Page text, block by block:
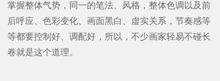
掌握整体气势，同一的笔法、风格，整体色调以及前
后呼应、色彩变化、画面黑白、虚实关系，节奏感等
等都要控制好、调配好，所以，不少画家轻易不碰长
卷就是这个道理。